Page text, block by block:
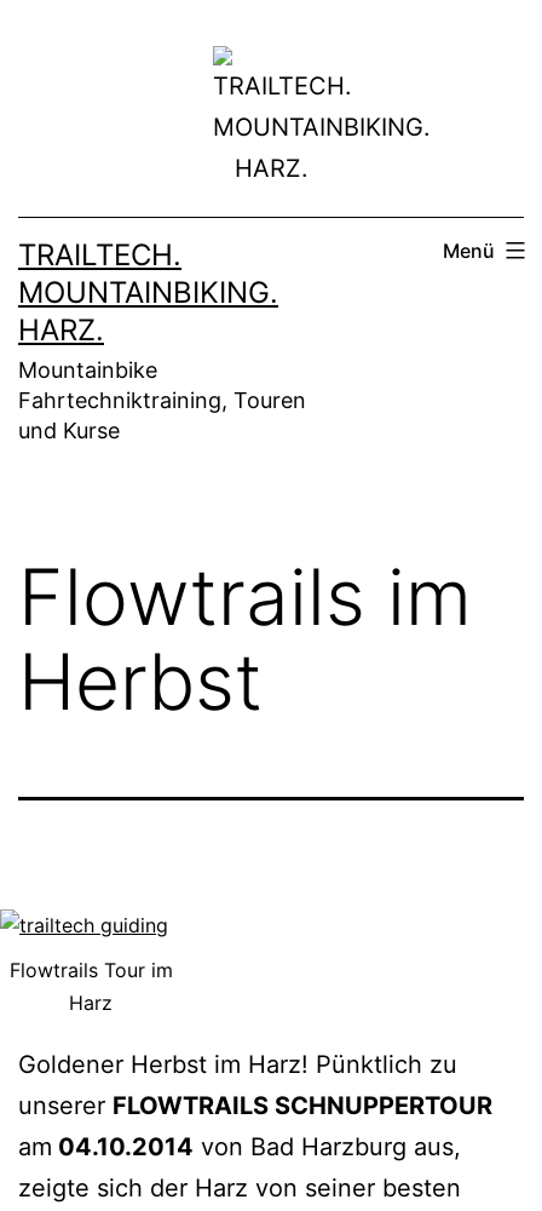
TRAILTECH.
MOUNTAINBIKING.
HARZ.
Mountainbike
Fahrtechniktraining, Touren
und Kurse
Menü
Flowtrails im
Herbst
Flowtrails Tour im
Harz
Goldener Herbst im Harz! Pünktlich zu
unserer FLOWTRAILS SCHNUPPERTOUR
am 04.10.2014 von Bad Harzburg aus,
zeigte sich der Harz von seiner besten